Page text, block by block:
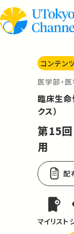
コンテン
医学部・
臨床生命
クス）
第15
用
配
マイリスト